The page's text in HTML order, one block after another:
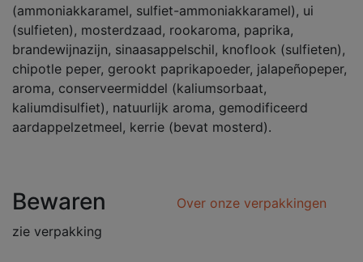
(ammoniakkaramel, sulfiet-ammoniakkaramel), ui
(sulfieten), mosterdzaad, rookaroma, paprika,
brandewijnazijn, sinaasappelschil, knoflook (sulfieten),
chipotle peper, gerookt paprikapoeder, jalapeñopeper,
aroma, conserveermiddel (kaliumsorbaat,
kaliumdisulfiet), natuurlijk aroma, gemodificeerd
aardappelzetmeel, kerrie (bevat mosterd).
Bewaren
Over onze verpakkingen
zie verpakking